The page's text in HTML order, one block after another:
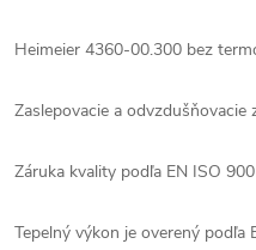
Heimeier 4360-00.300 bez
Zaslepovacie a odvzdušňovacie
Záruka kvality podľa EN ISO
Tepelný výkon je overený podľa